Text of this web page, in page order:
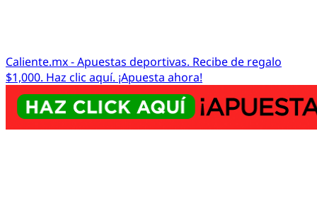
Caliente.mx - Apuestas deportivas. Recibe de regalo
$1,000. Haz clic aquí. ¡Apuesta ahora!